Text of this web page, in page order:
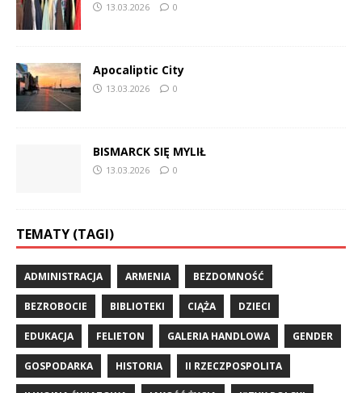
13.03.2026 0
Apocaliptic City
13.03.2026 0
BISMARCK SIĘ MYLIŁ
13.03.2026 0
TEMATY (TAGI)
ADMINISTRACJA ARMENIA BEZDOMNOŚĆ
BEZROBOCIE BIBLIOTEKI CIĄŻA DZIECI
EDUKACJA FELIETON GALERIA HANDLOWA GENDER
GOSPODARKA HISTORIA II RZECZPOSPOLITA